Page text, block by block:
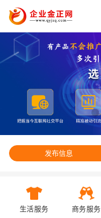
发布信息
生活服务 商务服务